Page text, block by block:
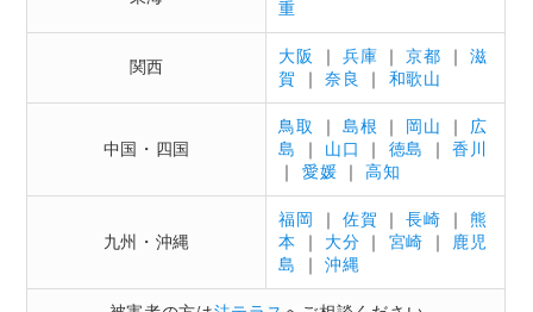
さいごに
重
関西
大阪 ｜ 兵庫 ｜京都 ｜ 滋
賀
｜奈良 ｜ 和歌山
中国・四国
鳥取 ｜ 島根 ｜ 岡山 ｜ 広
島
｜ 山口 ｜ 徳島 ｜香川
｜ 愛媛 ｜高知
九州・沖縄
福岡 ｜ 佐賀 ｜長崎 ｜ 熊
本
｜ 大分 ｜ 宮崎 ｜
鹿児
島
｜沖縄